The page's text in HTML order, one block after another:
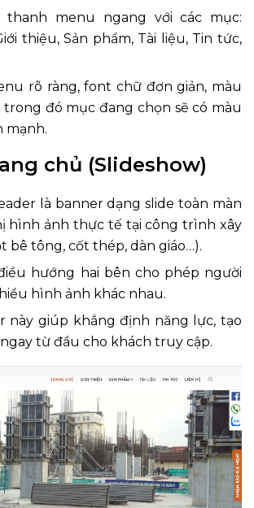
thanh menu ngang với các mục:
thiệu, Sản phẩm, Tài liệu, Tin tức,
rõ ràng, font chữ đơn giản, màu
trong đó mục đang chọn sẽ có màu
mạnh.
chủ (Slideshow)
là banner dạng slide toàn màn
hình ảnh thực tế tại công trình xây
bê tông, cốt thép, dàn giáo…).
hướng hai bên cho phép người
hình ảnh khác nhau.
này giúp khẳng định năng lực, tạo
từ đầu cho khách truy cập.